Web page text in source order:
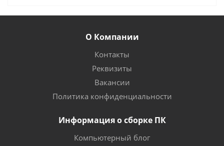
О Компании
Контакты
Реквизиты
Вакансии
Политика конфиденциальности
Информация о сборке ПК
Компьютерный блог